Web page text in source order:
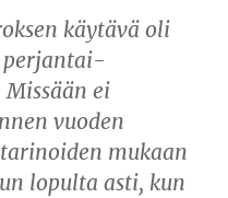
käytävä oli
ei
vuoden
mukaan
lopulta asti, kun